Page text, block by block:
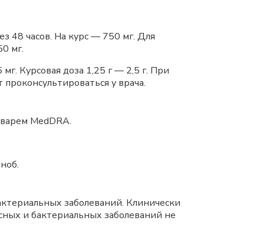
48 часов. На курс — 750 мг. Для
мг.
Курсовая доза 1,25 г — 2,5 г. При
у врача.
MedDRA.
заболеваний. Клинически
и бактериальных заболеваний не